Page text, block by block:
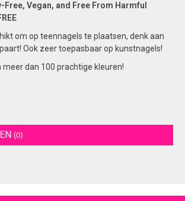
Free, Vegan, and Free From Harmful
om op teennagels te plaatsen, denk aan
Ook zeer toepasbaar op kunstnagels!
meer dan 100 prachtige kleuren!
(0)